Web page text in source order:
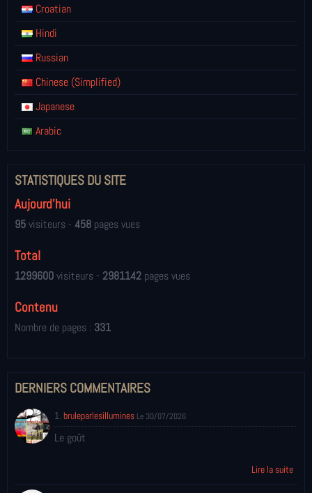
Croatian
Hindi
Russian
Chinese (Simplified)
Japanese
Arabic
STATISTIQUES DU SITE
Aujourd'hui
95visiteurs - 458 pages vues
Total
1299600visiteurs - 2981142 pages vues
Contenu
Nombre de pages : 331
DERNIERS COMMENTAIRES
1. bruleparlesillumines Le 30/07/2026
Le goût
Lire la suite